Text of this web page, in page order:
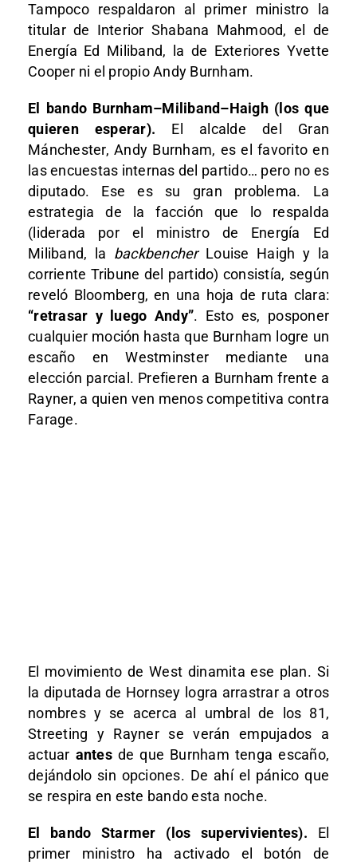
Tampoco respaldaron al primer ministro la
titular de Interior Shabana Mahmood, el de
Energía Ed Miliband, la de Exteriores Yvette
Cooper ni el propio Andy Burnham.
El bando Burnham–Miliband–Haigh (los que
quieren esperar). El alcalde del Gran
Mánchester, Andy Burnham, es el favorito en
las encuestas internas del partido… pero no es
diputado. Ese es su gran problema. La
estrategia de la facción que lo respalda
(liderada por el ministro de Energía Ed
Miliband, la backbencherLouise Haigh y la
corriente Tribune del partido) consistía, según
reveló Bloomberg, en una hoja de ruta clara:
“retrasar y luego Andy”. Esto es, posponer
cualquier moción hasta que Burnham logre un
escaño en Westminster mediante una
elección parcial. Prefieren a Burnham frente a
Rayner, a quien ven menos competitiva contra
Farage.
El movimiento de West dinamita ese plan. Si
la diputada de Hornsey logra arrastrar a otros
nombres y se acerca al umbral de los 81,
Streeting y Rayner se verán empujados a
actuar antesde que Burnham tenga escaño,
dejándolo sin opciones. De ahí el pánico que
se respira en este bando esta noche.
El bando Starmer (los supervivientes). El
primer ministro ha activado el botón de